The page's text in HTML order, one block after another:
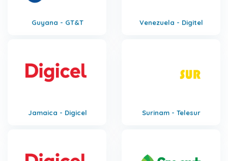
Guyana - GT&T Venezuela - Digitel
Jamaica - Digicel Surinam - Telesur